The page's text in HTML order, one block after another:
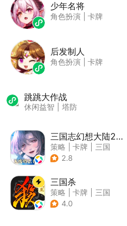
少年名将
角色扮演 卡牌
后发制人
角色扮演 卡牌
跳跳大作战
休闲益智 塔防
三国志幻想大陆2：枭之歌
策略 卡牌
三国
| 剧情
2.8
三国杀
策略 卡牌
三国
| 三国杀
4.0